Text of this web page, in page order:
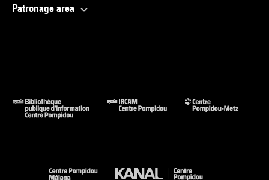
Patronage area